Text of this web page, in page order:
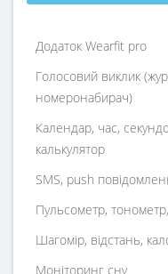
Додаток Wearfit pro
Голосовий виклик
номеронабирач)
Календар, час,
калькулятор
SMS, push
Пульсометр,
Шагомір, відстань,
Моніторинг сну